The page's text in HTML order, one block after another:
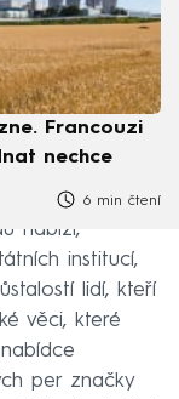
Francouzi
nechce
6 min čtení
nabízí,
institucí,
lidí, kteří
věci, které
per značky